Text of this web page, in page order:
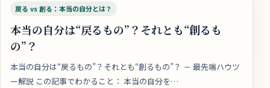
戻る vs 創る：本当の自分とは？
本当の自分は“戻るもの”？それとも“創るも
の”？
本当の自分は“戻るもの”？それとも“創るもの”？ － 最先端ハウツ
ー解説 この記事でわかること： 本当の自分を…